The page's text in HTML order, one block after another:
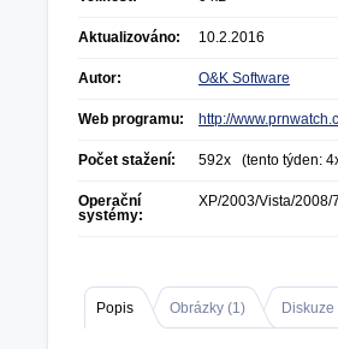
Aktualizováno: 10.2.2016
Autor: O&K Software
Web programu: http://
Počet stažení: 592x (tento týden:
Operační
systémy:
XP/2003/Vista/2008/
Popis Obrázky (1) Diskuze